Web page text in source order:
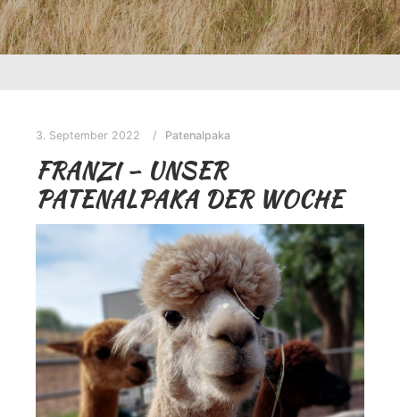
3. September 2022 Patenalpaka
FRANZI – UNSER
PATENALPAKA DER WOCHE